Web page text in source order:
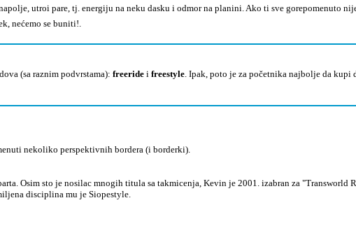
utroi pare, tj. energiju na neku dasku i odmor na planini. Ako ti sve gorepomenuto
nećemo se buniti!.
(sa raznim podvrstama): freeride i freestyle. Ipak, poto je za početnika najbolje da
nekoliko perspektivnih bordera (i borderki).
Osim sto je nosilac mnogih titula sa takmicenja, Kevin je 2001. izabran za "Transworld
disciplina mu je Siopestyle.